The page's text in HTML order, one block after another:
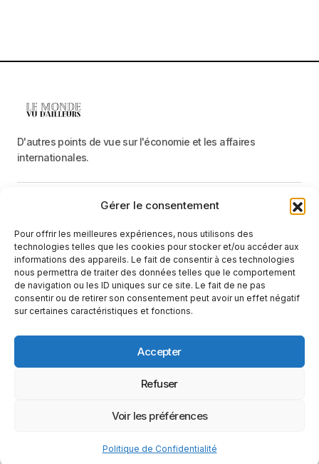
Gérer le consentement
Pour offrir les meilleures expériences, nous utilisons des
technologies telles que les cookies pour stocker et/ou accéder aux
informations des appareils. Le fait de consentir à ces technologies
nous permettra de traiter des données telles que le comportement
de navigation ou les ID uniques sur ce site. Le fait de ne pas
consentir ou de retirer son consentement peut avoir un effet négatif
sur certaines caractéristiques et fonctions.
Accepter
Refuser
Voir les préférences
Politique de Confidentialité
D'autres points de vue sur l'économie et les affaires
internationales.
Catégories
Recevez une information neutre et factuelle
E-mail
En cliquant sur le bouton « S'abonner », vous confirmez que vous
avez lu et que vous acceptez notrepolitique de confidentialité
conditions d'utilisation.
© 2025 Le Monde Vu D'ailleurs. Tous Droits Réservés.